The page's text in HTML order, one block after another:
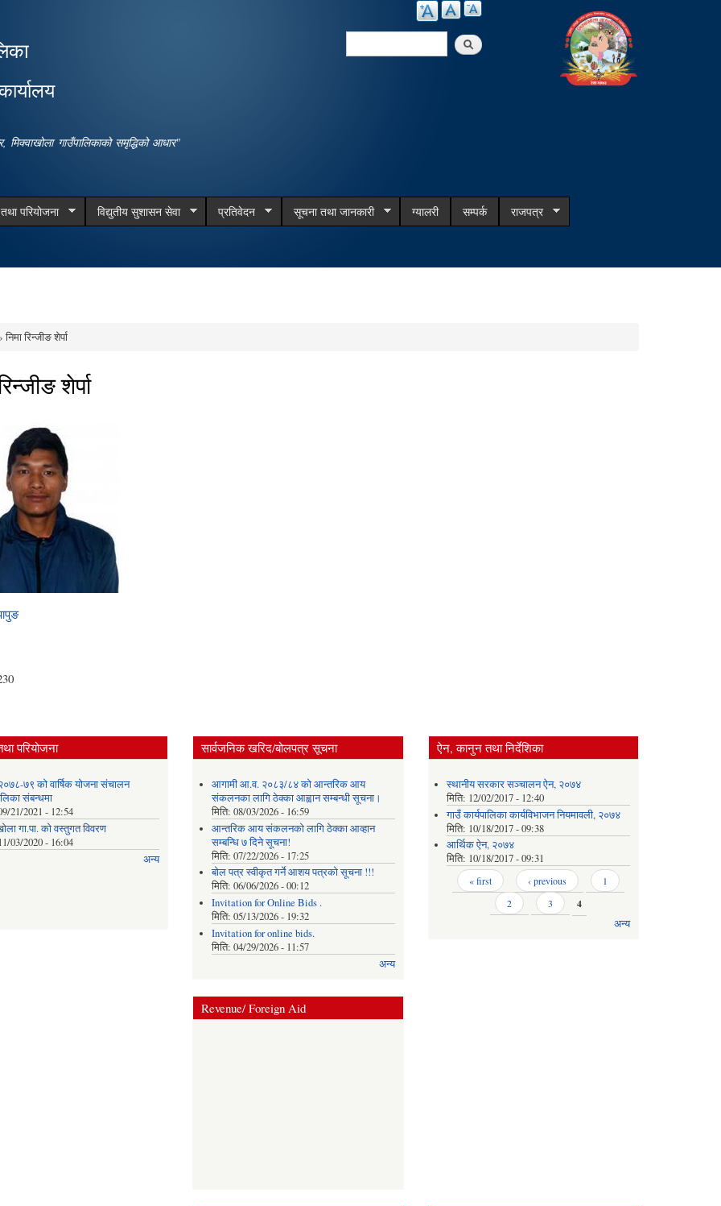
मिक्वाखोला गाउँपालिकाको समृद्धिको आधार"
Search
परियोजना विद्युतीय सुशासन सेवा प्रतिवेदन सूचना तथा जानकारी ग्यालरी सम्पर्क
राजपत्र
रिन्जीङ शेर्पा
शेर्पा
परियोजना
७९ को वार्षिक योजना संचालन
संबन्धमा
21/2021 - 12:54
गा.पा. को वस्तुगत विवरण
03/2020 - 16:04
अन्य
सार्वजनिक खरिद/बोलपत्र सूचना
आगामी आ.व. २०८३/८४ को आन्तरिक आय
संकलनका लागि ठेक्का आह्वान सम्बन्धी सूचना।
मिति: 08/03/2026 - 16:59
आन्तरिक आय संकलनको लागि ठेक्‍का आव्हान
सम्बन्धि ७ दिने सूचना!
मिति: 07/22/2026 - 17:25
बोल पत्र स्वीकृत गर्ने आशय पत्रको सूचना !!!
मिति: 06/06/2026 - 00:12
Invitation for Online Bids .
मिति: 05/13/2026 - 19:32
Invitation for online bids.
मिति: 04/29/2026 - 11:57
अन्य
Revenue/ Foreign Aid
ऐन, कानुन तथा निर्देशिका
स्थानीय सरकार सञ्‍चालन ऐन, २०७४
मिति: 12/02/2017 - 12:40
गाउँ कार्यपालिका कार्यविभाजन नियमावली, २०७४
मिति: 10/18/2017 - 09:38
आर्थिक ऐन, २०७४
मिति: 10/18/2017 - 09:31
Pages« first ‹ previous
1
2
3
4
अन्य